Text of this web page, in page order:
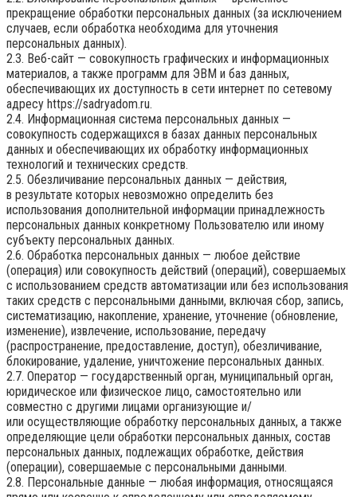
прекращение обработки персональных данных (за исключением
случаев, если обработка необходима для уточнения
персональных данных).
2.3. Веб-сайт — совокупность графических и информационных
материалов, а также программ для ЭВМ и баз данных,
обеспечивающих их доступность в сети интернет по сетевому
адресу https://sadryadom.ru.
2.4. Информационная система персональных данных —
совокупность содержащихся в базах данных персональных
данных и обеспечивающих их обработку информационных
технологий и технических средств.
2.5. Обезличивание персональных данных — действия,
в результате которых невозможно определить без
использования дополнительной информации принадлежность
персональных данных конкретному Пользователю или иному
субъекту персональных данных.
2.6. Обработка персональных данных — любое действие
(операция) или совокупность действий (операций), совершаемых
с использованием средств автоматизации или без использования
таких средств с персональными данными, включая сбор, запись,
систематизацию, накопление, хранение, уточнение (обновление,
изменение), извлечение, использование, передачу
(распространение, предоставление, доступ), обезличивание,
блокирование, удаление, уничтожение персональных данных.
2.7. Оператор — государственный орган, муниципальный орган,
юридическое или физическое лицо, самостоятельно или
совместно с другими лицами организующие и/
или осуществляющие обработку персональных данных, а также
определяющие цели обработки персональных данных, состав
персональных данных, подлежащих обработке, действия
(операции), совершаемые с персональными данными.
2.8. Персональные данные — любая информация, относящаяся